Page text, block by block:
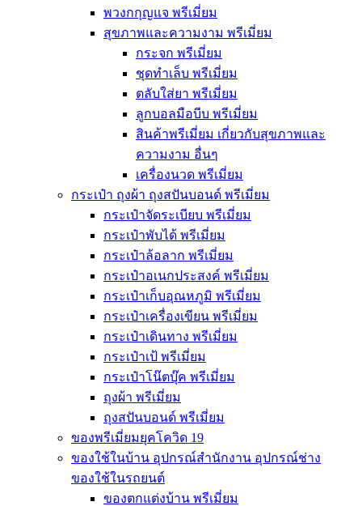
พวงกกุญแจ พรีเมี่ยม
สุขภาพและความงาม พรีเมี่ยม
กระจก พรีเมี่ยม
ชุดทำเล็บ พรีเมี่ยม
ตลับใส่ยา พรีเมี่ยม
ลูกบอลมือบีบ พรีเมี่ยม
สินค้าพรีเมี่ยม เกี่ยวกับสุขภาพและ
ความงาม อื่นๆ
เครื่องนวด พรีเมี่ยม
กระเป๋า ถุงผ้า ถุงสปันบอนด์ พรีเมี่ยม
กระเป๋าจัดระเบียบ พรีเมี่ยม
กระเป๋าพับได้ พรีเมี่ยม
กระเป๋าล้อลาก พรีเมี่ยม
กระเป๋าอเนกประสงค์ พรีเมี่ยม
กระเป๋าเก็บอุณหภูมิ พรีเมี่ยม
กระเป๋าเครื่องเขียน พรีเมี่ยม
กระเป๋าเดินทาง พรีเมี่ยม
กระเป๋าเป้ พรีเมี่ยม
กระเป๋าโน๊ตบุ๊ค พรีเมี่ยม
ถุงผ้า พรีเมี่ยม
ถุงสปันบอนด์ พรีเมี่ยม
ของพรีเมี่ยมยุคโควิด 19
ของใช้ในบ้าน อุปกรณ์สำนักงาน อุปกรณ์ช่าง
ของใช้ในรถยนต์
ของตกแต่งบ้าน พรีเมี่ยม